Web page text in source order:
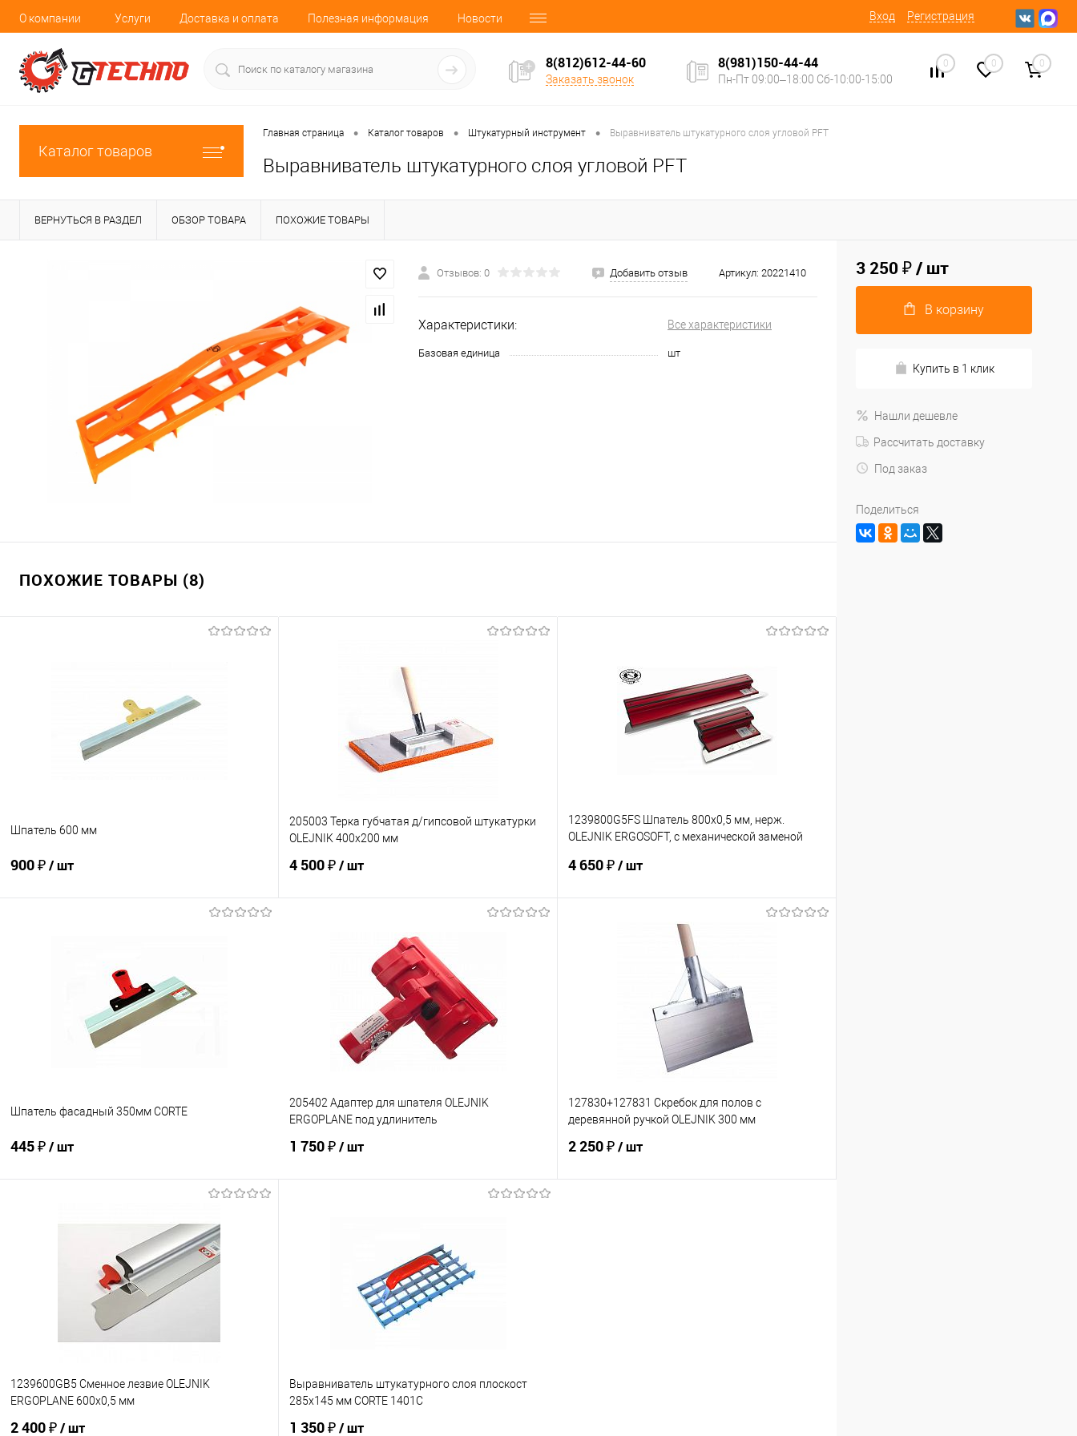
О компании Услуги Доставка и оплата Полезная информация Новости Вход Регистрация
8(812)612-44-60
Заказать звонок
8(981)150-44-44
Пн-Пт 09:00–18:00 Сб-10:00-15:00
0 0 0
Каталог товаров
Главная страница • Каталог товаров • Штукатурный инструмент • Выравниватель штукатурного слоя угловой PFT
Выравниватель штукатурного слоя угловой PFT
ВЕРНУТЬСЯ В РАЗДЕЛ ОБЗОР ТОВАРА ПОХОЖИЕ ТОВАРЫ
Отзывов: 0 Добавить отзыв Артикул: 20221410
Характеристики: Все характеристики
Базовая единица шт
ПОХОЖИЕ ТОВАРЫ (8)
Шпатель 600 мм
900 ₽/ шт
К сравнению
В наличии
205003 Терка губчатая д/гипсовой штукатурки
OLEJNIK 400х200 мм
4 500 ₽/ шт
Купить в 1 клик
К сравнению
Под заказ
1239800G5FS Шпатель 800х0,5 мм, нерж.
OLEJNIK ERGOSOFT, с механической заменой
4 650 ₽/ шт
В корзину
В наличии
Шпатель фасадный 350мм CORTE
445 ₽/ шт
К сравнению
Под заказ
205402 Адаптер для шпателя OLEJNIK
ERGOPLANE под удлинитель
1 750 ₽/ шт
К сравнению
В избранное
В наличии
127830+127831 Скребок для полов с
деревянной ручкой OLEJNIK 300 мм
2 250 ₽/ шт
1239600GB5 Сменное лезвие OLEJNIK
ERGOPLANE 600х0,5 мм
2 400 ₽/ шт
Выравниватель штукатурного слоя плоскост
285х145 мм CORTE 1401C
1 350 ₽/ шт
3 250 ₽/ шт
В корзину
Купить в 1 клик
Нашли дешевле
Рассчитать доставку
Под заказ
Поделиться